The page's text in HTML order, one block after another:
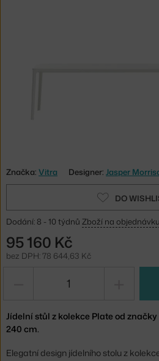
Značka: Vitra Designer: Jasper
DO
Dodání: 8 - 10 týdnů Zboží na objednávku
95 160 Kč
bez DPH: 78 644,63 Kč
Jídelní stůl z kolekce Plate od
240 cm.
Elegatní design jídelního stolu z